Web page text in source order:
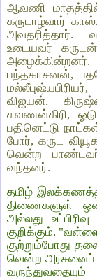
ஆவணி மாதத்தில்
கருடாழ்வார்
அவதரித்தார்.
உடையவர்
பந்தகாசனன்,
விஜயன்,
சுவணன்கிரி,
பதினெட்டு
போர், கருட
வென்ற
வந்தனர்.
தமிழ்
திணைகளுள்
அல்லது
குறிக்கும்.
குற்றும்போது
வென்ற அரசனைப்